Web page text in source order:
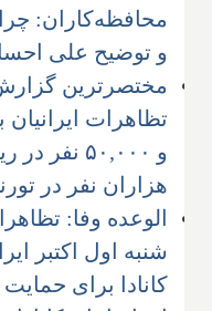
محافظه‌کاران:
و توضیح علی
مختصرترین
و ۵۰,۰۰۰
هزاران نفر در
الوعده وفا:
شنبه اول اکتبر
کانادا برای